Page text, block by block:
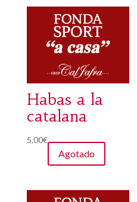
Habas a la
catalana
5,00€
Agotado